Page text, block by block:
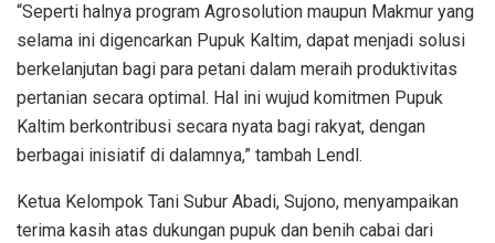
“Seperti halnya program Agrosolution maupun Makmur yang
selama ini digencarkan Pupuk Kaltim, dapat menjadi solusi
berkelanjutan bagi para petani dalam meraih produktivitas
pertanian secara optimal. Hal ini wujud komitmen Pupuk
Kaltim berkontribusi secara nyata bagi rakyat, dengan
berbagai inisiatif di dalamnya,” tambah Lendl.
Ketua Kelompok Tani Subur Abadi, Sujono, menyampaikan
terima kasih atas dukungan pupuk dan benih cabai dari